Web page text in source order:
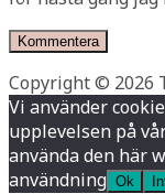
Copyright © 2026
Vi använder
upplevelsen på
använda den här
användning Ok